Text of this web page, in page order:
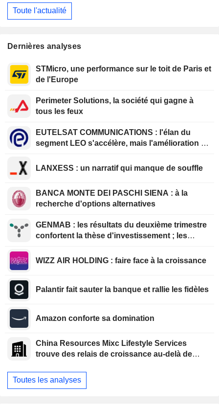
Toute l'actualité
Dernières analyses
STMicro, une performance sur le toit de Paris et
de l'Europe
Perimeter Solutions, la société qui gagne à
tous les feux
EUTELSAT COMMUNICATIONS : l'élan du
segment LEO s'accélère, mais l'amélioration de
LANXESS : un narratif qui manque de souffle
BANCA MONTE DEI PASCHI SIENA : à la
recherche d'options alternatives
GENMAB : les résultats du deuxième trimestre
confortent la thèse d'investissement ; les
WIZZ AIR HOLDING : faire face à la croissance
Palantir fait sauter la banque et rallie les fidèles
Amazon conforte sa domination
China Resources Mixc Lifestyle Services
trouve des relais de croissance au-delà de
Toutes les analyses